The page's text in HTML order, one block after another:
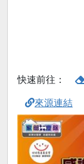
快速前往：
來源連結